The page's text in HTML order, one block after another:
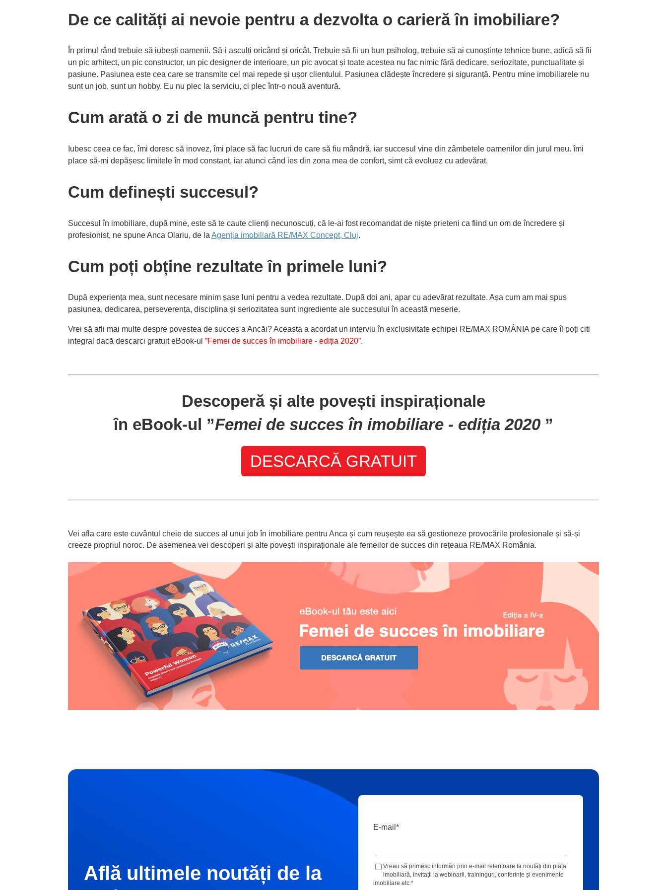
De ce calități ai nevoie pentru a dezvolta o carieră în imobiliare?
În primul rând trebuie să iubești oamenii. Să-i asculți oricând și oricât. Trebuie să fii un bun psiholog, trebuie să ai cunoștințe tehnice bune, adică să fii
un pic arhitect, un pic constructor, un pic designer de interioare, un pic avocat și toate acestea nu fac nimic fără dedicare, seriozitate, punctualitate și
pasiune. Pasiunea este cea care se transmite cel mai repede și ușor clientului. Pasiunea clădește încredere și siguranță. Pentru mine imobiliarele nu
sunt un job, sunt un hobby. Eu nu plec la serviciu, ci plec într-o nouă aventură.
Cum arată o zi de muncă pentru tine?
Iubesc ceea ce fac, îmi doresc să inovez, îmi place să fac lucruri de care să fiu mândră, iar succesul vine din zâmbetele oamenilor din jurul meu. îmi
place să-mi depășesc limitele în mod constant, iar atunci când ies din zona mea de confort, simt că evoluez cu adevărat.
Cum definești succesul?
Succesul în imobiliare, după mine, este să te caute clienți necunoscuți, că le-ai fost recomandat de niște prieteni ca fiind un om de încredere și
profesionist, ne spune Anca Olariu, de la Agenția imobiliară RE/MAX Concept, Cluj.
Cum poți obține rezultate în primele luni?
După experiența mea, sunt necesare minim șase luni pentru a vedea rezultate. După doi ani, apar cu adevărat rezultate. Așa cum am mai spus
pasiunea, dedicarea, perseverența, disciplina și seriozitatea sunt ingrediente ale succesului în această meserie.
Vrei să afli mai multe despre povestea de succes a Ancăi? Aceasta a acordat un interviu în exclusivitate echipei RE/MAX ROMÂNIA pe care îl poți citi
integral dacă descarci gratuit eBook-ul ”Femei de succes în imobiliare - ediția 2020”.
Descoperă și alte povești inspiraționale
în eBook-ul ”Femei de succes în imobiliare - ediția 2020 ”
DESCARCĂ GRATUIT
Vei afla care este cuvântul cheie de succes al unui job în imobiliare pentru Anca și cum reușește ea să gestioneze provocările profesionale și să-și
creeze propriul noroc. De asemenea vei descoperi și alte povești inspiraționale ale femeilor de succes din rețeaua RE/MAX România.
Află ultimele noutăți de la
E-mail*
Vreau să primesc informări prin e-mail referitoare la noutăți din piața
imobiliară, invitații la webinarii, traininguri, conferințe și evenimente
imobiliare etc.*